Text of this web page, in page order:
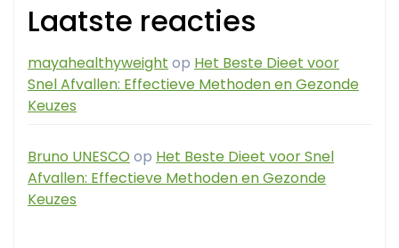
Laatste reacties
mayahealthyweight op Het Beste Dieet voor
Snel Afvallen: Effectieve Methoden en Gezonde
Keuzes
Bruno UNESCO op Het Beste Dieet voor Snel
Afvallen: Effectieve Methoden en Gezonde
Keuzes